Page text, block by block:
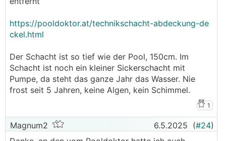
https://pooldoktor.at/technikschacht-abdeckung-de
ckel.html
Der Schacht ist so tief wie der Pool, 150cm. Im
Schacht ist noch ein kleiner Sickerschacht mit
Pumpe, da steht das ganze Jahr das Wasser. Nie
frost seit 5 Jahren, keine Algen, kein Schimmel.
1
Magnum2 6.5.2025 (#24)